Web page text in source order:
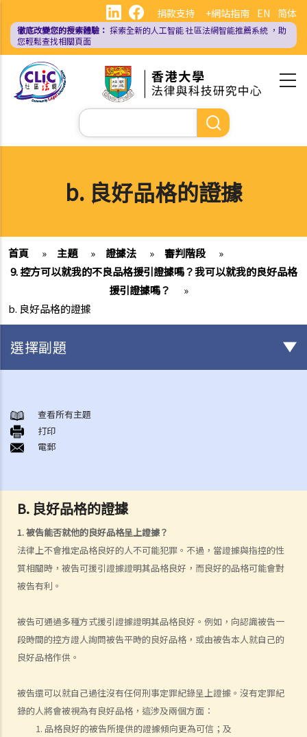
內
EN 简体
捐款支持 +網站指南
徹底改變您的搜索體驗： 探索全新的人工智能社區法網智能推薦系統 ，助
您輕鬆查找相關頁面
Search
b. 良好品格的證據
首頁 » 主題 » 證據法 » 審判階段
»
9. 控方可以就我的不良品格援引證據嗎？我可以就我的良好品格
援引證據嗎？
»
b. 良好品格的證據
B. 良好品格的證據
1. 被告能否就他的良好品格呈上證據？
法律上不會推定品格良好的人不可能犯罪。不過，當證據與指控的性
質相關時，被告可援引證據證明其品格良好，而良好的品格可能會對
被告有利。
被告可通過多種方式援引證據證明其品格良好。例如，向認識被告一
段時間的控方證人詢問被告平時的良好品格，或由被告本人就自己的
良好品格作供。
被告還可以就自己過往沒有任何刑事定罪紀錄呈上證據。沒有定罪紀
錄的人將會被視為有良好品格，這涉及兩個方面：
品格良好的被告所提供的證據傾向更為可信；及
選擇副題
1. 在被逮捕時和警誡會面期間，我有甚麼權利可以保護自己？
2. 我是否必須回答警方的詢問？
3. 《查問疑犯及錄取口供的規則及指示》
a. 供認作為傳聞證據規則的例外情況
b. 供認的可接納性和證據價值
1. 自願性
2. 豁除證據的剩餘酌情權
c. 證據的可接納性程序
a. 違反基本權利所獲得的證據
b. 誘捕
c. 以「濫用司法程序」為由擱置法律程序
6. 認人程序
a. 列隊認人
查看所有主題
打印
電郵